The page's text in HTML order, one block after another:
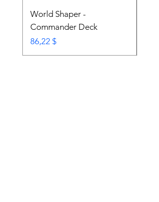
World Shaper -
Commander Deck
Prix
86,22 $